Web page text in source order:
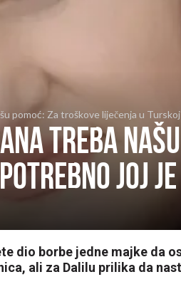
pomoć: Za troškove liječenja u
treba
joj je
dio borbe jedne majke da
ali za Dalilu prilika da